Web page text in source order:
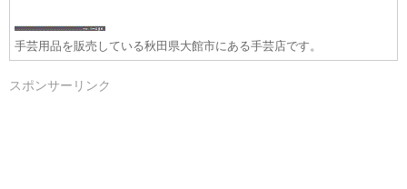
手芸用品を販売している秋田県大館市にある手芸店です。
スポンサーリンク